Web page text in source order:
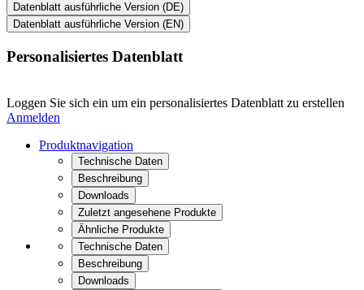
Datenblatt ausführliche Version (DE)
Datenblatt ausführliche Version (EN)
Personalisiertes Datenblatt
Loggen Sie sich ein um ein personalisiertes Datenblatt zu erstellen
Anmelden
Produktnavigation
Technische Daten
Beschreibung
Downloads
Zuletzt angesehene Produkte
Ähnliche Produkte
Technische Daten
Beschreibung
Downloads